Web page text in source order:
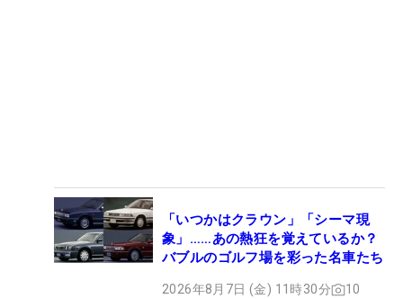
「いつかはクラウン」「シーマ現
象」……あの熱狂を覚えているか？
バブルのゴルフ場を彩った名車たち
2026年8月7日 (金) 11時30分 10